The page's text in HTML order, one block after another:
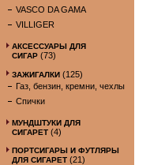
VASCO DA GAMA
VILLIGER
АКСЕССУАРЫ ДЛЯ
СИГАР (73)
ЗАЖИГАЛКИ (125)
Газ, бензин, кремни, чехлы
Спички
МУНДШТУКИ ДЛЯ
СИГАРЕТ (4)
ПОРТСИГАРЫ И ФУТЛЯРЫ
ДЛЯ СИГАРЕТ (21)